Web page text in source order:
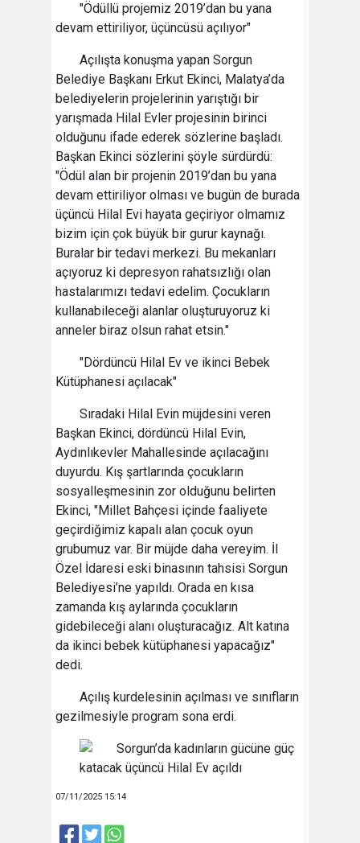
"Ödüllü projemiz 2019’dan bu yana
devam ettiriliyor, üçüncüsü açılıyor"
Açılışta konuşma yapan Sorgun
Belediye Başkanı Erkut Ekinci, Malatya’da
belediyelerin projelerinin yarıştığı bir
yarışmada Hilal Evler projesinin birinci
olduğunu ifade ederek sözlerine başladı.
Başkan Ekinci sözlerini şöyle sürdürdü:
"Ödül alan bir projenin 2019’dan bu yana
devam ettiriliyor olması ve bugün de burada
üçüncü Hilal Evi hayata geçiriyor olmamız
bizim için çok büyük bir gurur kaynağı.
Buralar bir tedavi merkezi. Bu mekanları
açıyoruz ki depresyon rahatsızlığı olan
hastalarımızı tedavi edelim. Çocukların
kullanabileceği alanlar oluşturuyoruz ki
anneler biraz olsun rahat etsin."
"Dördüncü Hilal Ev ve ikinci Bebek
Kütüphanesi açılacak"
Sıradaki Hilal Evin müjdesini veren
Başkan Ekinci, dördüncü Hilal Evin,
Aydınlıkevler Mahallesinde açılacağını
duyurdu. Kış şartlarında çocukların
sosyalleşmesinin zor olduğunu belirten
Ekinci, "Millet Bahçesi içinde faaliyete
geçirdiğimiz kapalı alan çocuk oyun
grubumuz var. Bir müjde daha vereyim. İl
Özel İdaresi eski binasının tahsisi Sorgun
Belediyesi’ne yapıldı. Orada en kısa
zamanda kış aylarında çocukların
gidebileceği alanı oluşturacağız. Alt katına
da ikinci bebek kütüphanesi yapacağız"
dedi.
Açılış kurdelesinin açılması ve sınıfların
gezilmesiyle program sona erdi.
07/11/2025 15:14